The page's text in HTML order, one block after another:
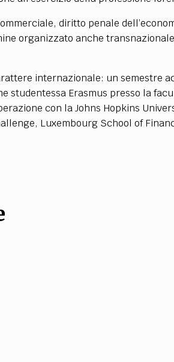
CODICI RUBRICHE LIBRI
diritto penale
organizzato anche
internazionale: un semestre
studentessa Erasmus presso la
con la Johns Hopkins
Luxembourg School of